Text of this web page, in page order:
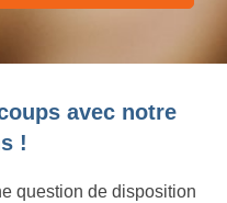
avec notre
!
question de disposition